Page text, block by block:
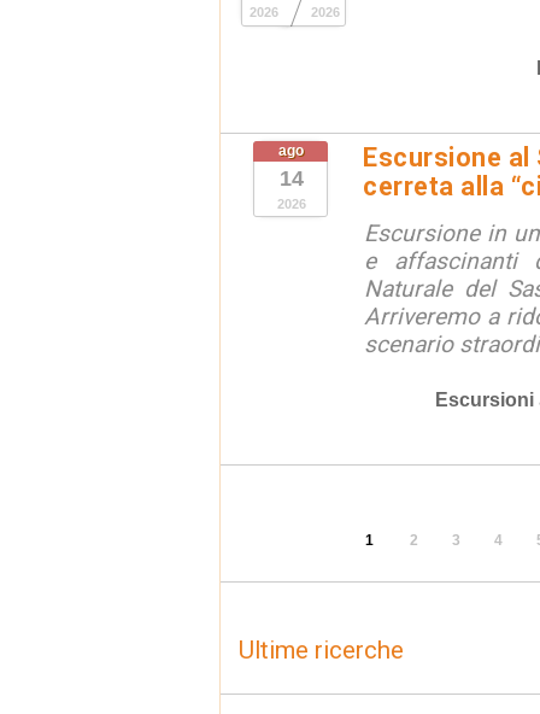
2026 2026
ago
14
2026
Escursione al
cerreta alla
Escursione in
e affascinanti
Naturale del
Arriveremo a
scenario
Escursioni
1 2 3 4
Ultime ricerche